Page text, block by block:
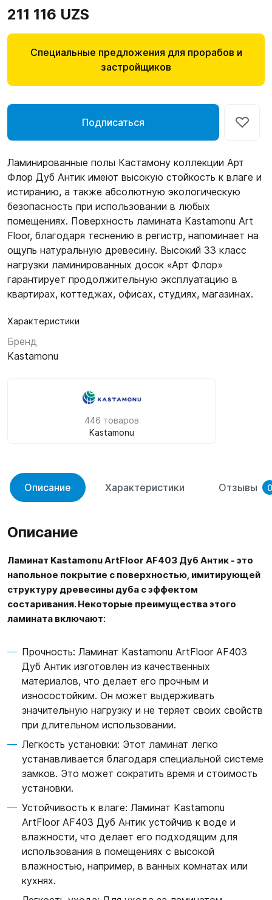
211 116 UZS
Специальные предложения для прорабов и
застройщиков
Подписаться
Ламинированные полы Кастамону коллекции Арт
Флор Дуб Антик имеют высокую стойкость к влаге и
истиранию, а также абсолютную экологическую
безопасность при использовании в любых
помещениях. Поверхность ламината Kastamonu Art
Floor, благодаря теснению в регистр, напоминает на
ощупь натуральную древесину. Высокий 33 класс
нагрузки ламинированных досок «Арт Флор»
гарантирует продолжительную эксплуатацию в
квартирах, коттеджах, офисах, студиях, магазинах.
Характеристики
Бренд
Kastamonu
446 товаров
Kastamonu
Описание Характеристики Отзывы 0
Описание
Ламинат Kastamonu ArtFloor AF403 Дуб Антик - это
напольное покрытие с поверхностью, имитирующей
структуру древесины дуба с эффектом
состаривания. Некоторые преимущества этого
ламината включают:
Прочность: Ламинат Kastamonu ArtFloor AF403
Дуб Антик изготовлен из качественных
материалов, что делает его прочным и
износостойким. Он может выдерживать
значительную нагрузку и не теряет своих свойств
при длительном использовании.
Легкость установки: Этот ламинат легко
устанавливается благодаря специальной системе
замков. Это может сократить время и стоимость
установки.
Устойчивость к влаге: Ламинат Kastamonu
ArtFloor AF403 Дуб Антик устойчив к воде и
влажности, что делает его подходящим для
использования в помещениях с высокой
влажностью, например, в ванных комнатах или
кухнях.